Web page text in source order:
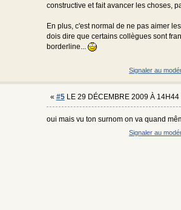
constructive et fait avancer les choses,
En plus, c'est normal de ne pas aimer
dois dire que certains collègues sont
borderline...
Signaler au
« #5LE 29 DÉCEMBRE 2009 À 14H44
oui mais vu ton surnom on va quand
Signaler au